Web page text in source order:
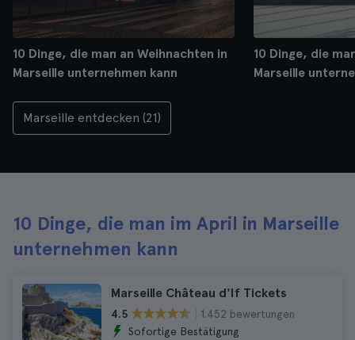
10 Dinge, die man an Weihnachten in
Marseille unternehmen kann
10 Dinge, die
Marseille
Marseille entdecken (21)
10 Dinge, die man im April in Marseille
unternehmen kann
Marseille Château d'If Tickets
4.5
1.452 bewertungen
Sofortige Bestätigung